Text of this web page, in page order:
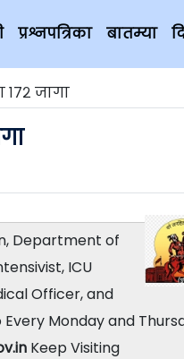
प्रश्नपत्रिका बातम्या
जागा
Department of
ICU
Officer, and
Monday and
Keep Visiting